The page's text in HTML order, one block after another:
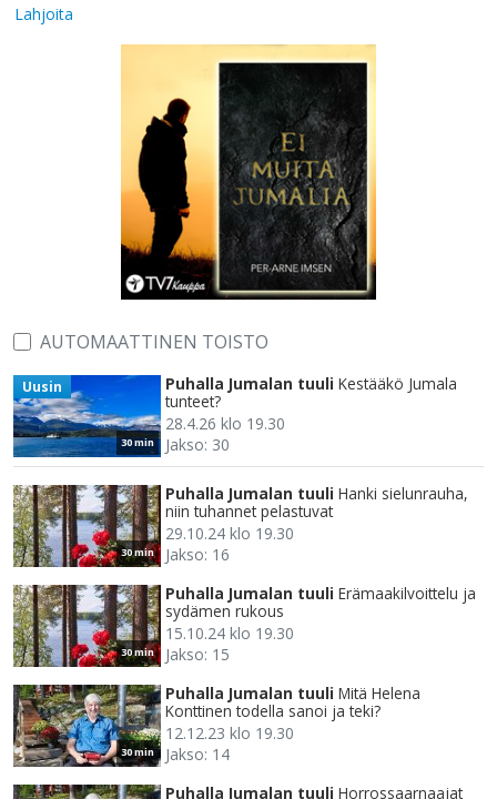
Lahjoita
AUTOMAATTINEN TOISTO
30 min
Uusin Puhalla Jumalan tuuli Kestääkö Jumala
tunteet?
28.4.26 klo 19.30
Jakso: 30
30 min
Puhalla Jumalan tuuli Hanki sielunrauha,
niin tuhannet pelastuvat
29.10.24 klo 19.30
Jakso: 16
30 min
Puhalla Jumalan tuuli Erämaakilvoittelu ja
sydämen rukous
15.10.24 klo 19.30
Jakso: 15
30 min
Puhalla Jumalan tuuli Mitä Helena
Konttinen todella sanoi ja teki?
12.12.23 klo 19.30
Jakso: 14
Puhalla Jumalan tuuli Horrossaarnaajat